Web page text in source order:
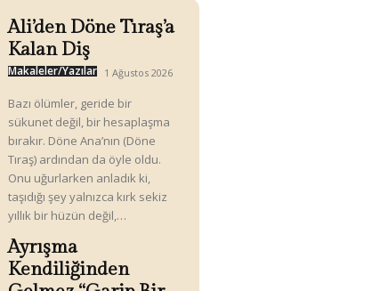
Ali’den Döne Tıraş’a
Kalan Diş
Makaleler/Yazılar 1 Ağustos 2026
Bazı ölümler, geride bir
sükunet değil, bir hesaplaşma
bırakır. Döne Ana’nın (Döne
Tıraş) ardından da öyle oldu.
Onu uğurlarken anladık ki,
taşıdığı şey yalnızca kırk sekiz
yıllık bir hüzün değil,…
Ayrışma
Kendiliğinden